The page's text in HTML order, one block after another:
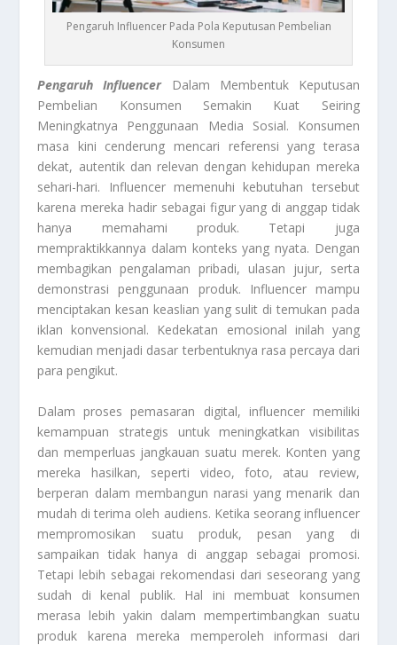
Pengaruh Influencer Pada Pola Keputusan Pembelian
Konsumen
Pengaruh InfluencerDalam Membentuk Keputusan
Pembelian Konsumen Semakin Kuat Seiring
Meningkatnya Penggunaan Media Sosial. Konsumen
masa kini cenderung mencari referensi yang terasa
dekat, autentik dan relevan dengan kehidupan mereka
sehari-hari. Influencer memenuhi kebutuhan tersebut
karena mereka hadir sebagai figur yang di anggap tidak
hanya memahami produk. Tetapi juga
mempraktikkannya dalam konteks yang nyata. Dengan
membagikan pengalaman pribadi, ulasan jujur, serta
demonstrasi penggunaan produk. Influencer mampu
menciptakan kesan keaslian yang sulit di temukan pada
iklan konvensional. Kedekatan emosional inilah yang
kemudian menjadi dasar terbentuknya rasa percaya dari
para pengikut.
Dalam proses pemasaran digital, influencer memiliki
kemampuan strategis untuk meningkatkan visibilitas
dan memperluas jangkauan suatu merek. Konten yang
mereka hasilkan, seperti video, foto, atau review,
berperan dalam membangun narasi yang menarik dan
mudah di terima oleh audiens. Ketika seorang influencer
mempromosikan suatu produk, pesan yang di
sampaikan tidak hanya di anggap sebagai promosi.
Tetapi lebih sebagai rekomendasi dari seseorang yang
sudah di kenal publik. Hal ini membuat konsumen
merasa lebih yakin dalam mempertimbangkan suatu
produk karena mereka memperoleh informasi dari